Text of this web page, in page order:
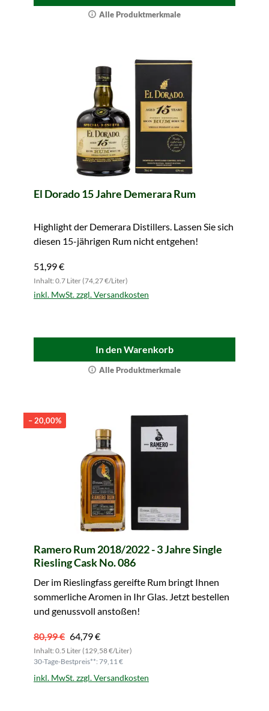
Alle Produktmerkmale
El Dorado 15 Jahre Demerara Rum
Highlight der Demerara Distillers. Lassen Sie sich
diesen 15-jährigen Rum nicht entgehen!
51,99 €
Inhalt: 0.7 Liter (74,27 €/Liter)
inkl. MwSt. zzgl. Versandkosten
In den Warenkorb
Alle Produktmerkmale
– 20,00%
Ramero Rum 2018/2022 - 3 Jahre Single
Riesling Cask No. 086
Der im Rieslingfass gereifte Rum bringt Ihnen
sommerliche Aromen in Ihr Glas. Jetzt bestellen
und genussvoll anstoßen!
80,99 € 64,79 €
Inhalt: 0.5 Liter (129,58 €/Liter)
30-Tage-Bestpreis**: 79,11 €
inkl. MwSt. zzgl. Versandkosten